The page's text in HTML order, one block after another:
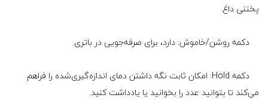
پختنی داغ.
دکمه روشن/خاموش: دارد، برای صرفه‌جویی در باتری.
دکمه Hold: امکان ثابت نگه داشتن دمای اندازه‌گیری‌شده را فراهم
می‌کند تا بتوانید عدد را بخوانید یا یادداشت کنید.